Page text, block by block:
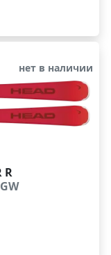
нет в наличии
R